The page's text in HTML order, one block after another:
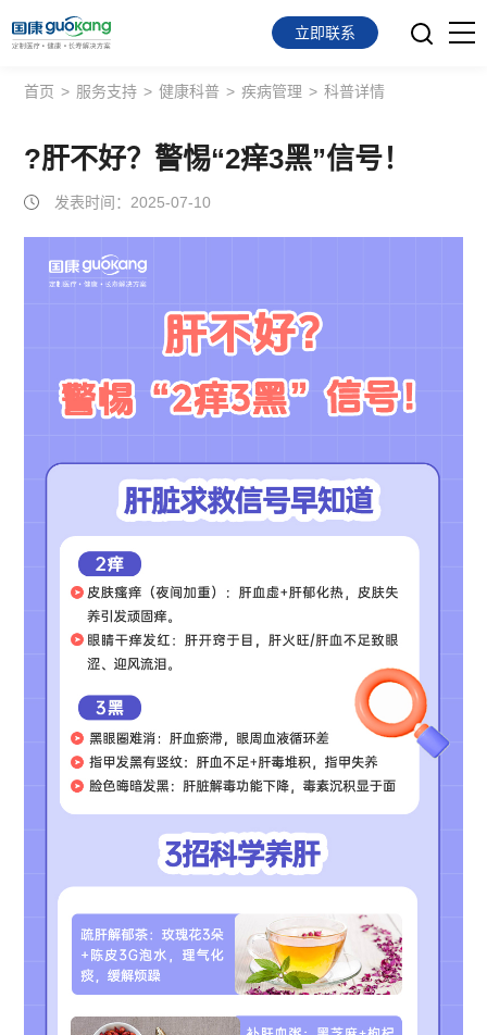
首页
面向会员
面向企业
服务支持
立即联系
首页 > 服务支持 > 健康科普 > 疾病管理 > 科普详情
?肝不好？警惕“2痒3黑”信号！
发表时间：2025-07-10